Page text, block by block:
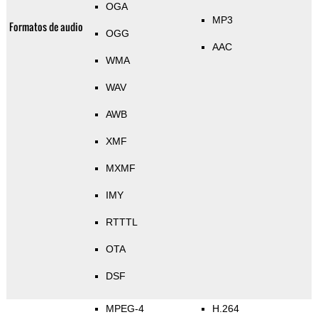
Formatos de audio
OGA
OGG
WMA
WAV
AWB
XMF
MXMF
IMY
RTTTL
OTA
DSF
MP3
AAC
MPEG-4 H.264